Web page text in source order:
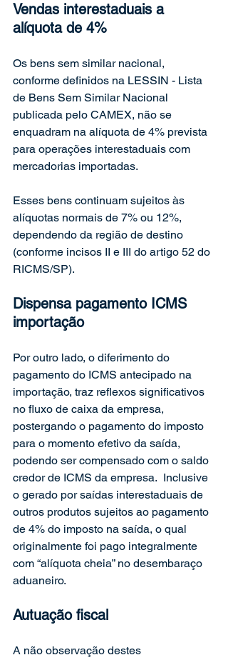
Vendas interestaduais a
alíquota de 4%
Os bens sem similar nacional,
conforme definidos na LESSIN - Lista
de Bens Sem Similar Nacional
publicada pelo CAMEX, não se
enquadram na alíquota de 4% prevista
para operações interestaduais com
mercadorias importadas.
Esses bens continuam sujeitos às
alíquotas normais de 7% ou 12%,
dependendo da região de destino
(conforme incisos II e III do artigo 52 do
RICMS/SP).
Dispensa pagamento ICMS
importação
Por outro lado, o diferimento do
pagamento do ICMS antecipado na
importação, traz reflexos significativos
no fluxo de caixa da empresa,
postergando o pagamento do imposto
para o momento efetivo da saída,
podendo ser compensado com o saldo
credor de ICMS da empresa.  Inclusive
o gerado por saídas interestaduais de
outros produtos sujeitos ao pagamento
de 4% do imposto na saída, o qual
originalmente foi pago integralmente
com “alíquota cheia” no desembaraço
aduaneiro.
Autuação fiscal
A não observação destes